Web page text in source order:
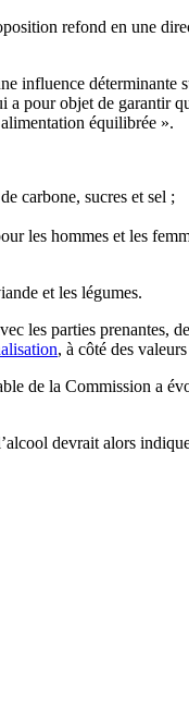
refond en une
influence déterminante
pour objet de garantir
équilibrée ».
carbone, sucres et sel ;
les hommes et les
et les légumes.
les parties prenantes,
, à côté des
de la Commission a
devrait alors